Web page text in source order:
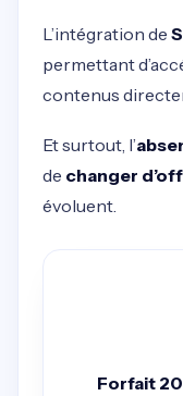
L’intégration de
permettant
contenus
Et surtout, l’
de changer
évoluent.
Forfait